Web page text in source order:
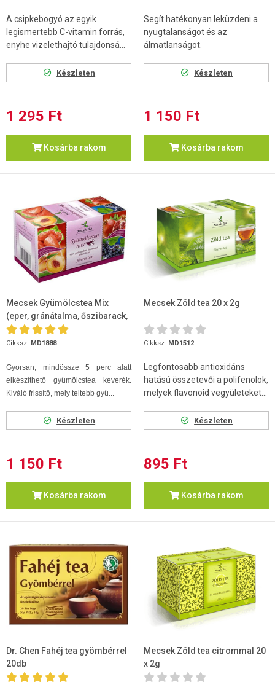
A csipkebogyó az egyik
legismertebb C-vitamin forrás,
enyhe vizelethajtó tulajdonsá...
Készleten
1 295 Ft
Kosárba rakom
Segít hatékonyan leküzdeni a
nyugtalanságot és az
álmatlanságot.
Készleten
1 150 Ft
Kosárba rakom
Mecsek Gyümölcstea Mix
(eper, gránátalma, őszibarack,
kékszőlő) 4x5x2g
Cikksz. MD1888
Gyorsan, mindössze 5 perc alatt
elkészíthető gyümölcstea keverék.
Kiváló frissítő, mely teltebb gyü...
Készleten
1 150 Ft
Kosárba rakom
Mecsek Zöld tea 20 x 2g
Cikksz. MD1512
Legfontosabb antioxidáns
hatású összetevői a polifenolok,
melyek flavonoid vegyületeket...
Készleten
895 Ft
Kosárba rakom
Dr. Chen Fahéj tea gyömbérrel
20db
Mecsek Zöld tea citrommal 20
x 2g